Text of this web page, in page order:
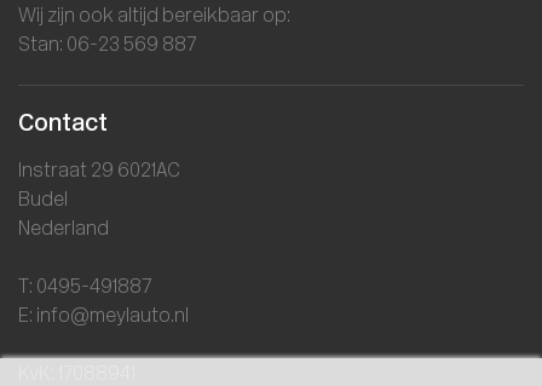
Wij zijn ook altijd bereikbaar op:
Stan: 06-23 569 887
Contact
Instraat 29 6021AC
Budel
Nederland
T: 0495-491887
E: info@meylauto.nl